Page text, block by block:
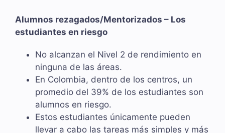
Alumnos rezagados/Mentorizados – Los
estudiantes en riesgo
No alcanzan el Nivel 2 de rendimiento en
ninguna de las áreas.
En Colombia, dentro de los centros, un
promedio del 39% de los estudiantes son
alumnos en riesgo.
Estos estudiantes únicamente pueden
llevar a cabo las tareas más simples y más